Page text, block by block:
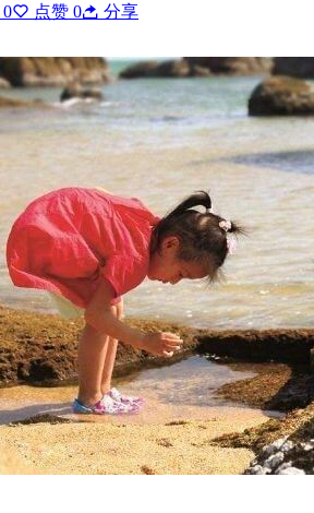
0 点赞 0 分享